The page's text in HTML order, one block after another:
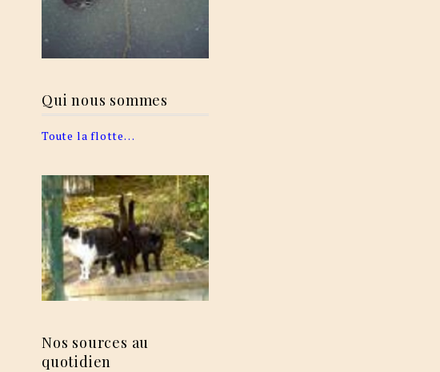
Qui nous sommes
Toute la flotte…
Nos sources au
quotidien